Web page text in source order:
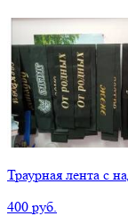
Траурная лента с
400 руб.